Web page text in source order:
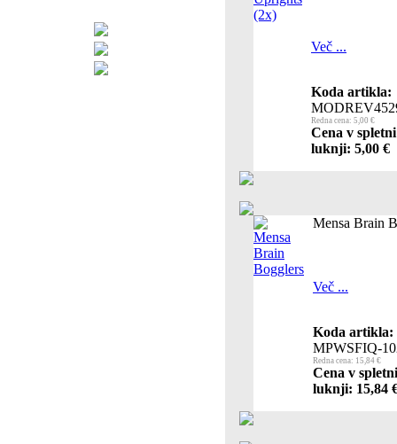
Več ...
Koda artikla:
Redna cena: 5,00 €
Cena v
luknji: 5,00 €
Mensa Brain
Več ...
Koda artikla:
MPWSFIQ-
Redna cena: 15,84 €
Cena v
luknji: 15,84